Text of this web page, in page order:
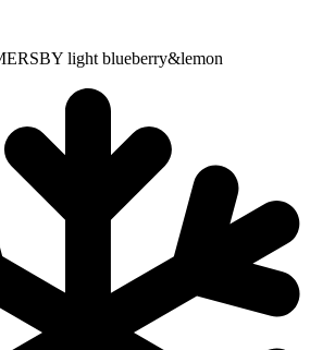
light blueberry&lemon